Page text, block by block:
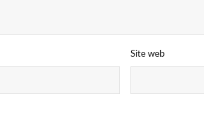
Site web